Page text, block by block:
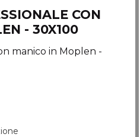
CON
- 30X100
manico in Moplen -